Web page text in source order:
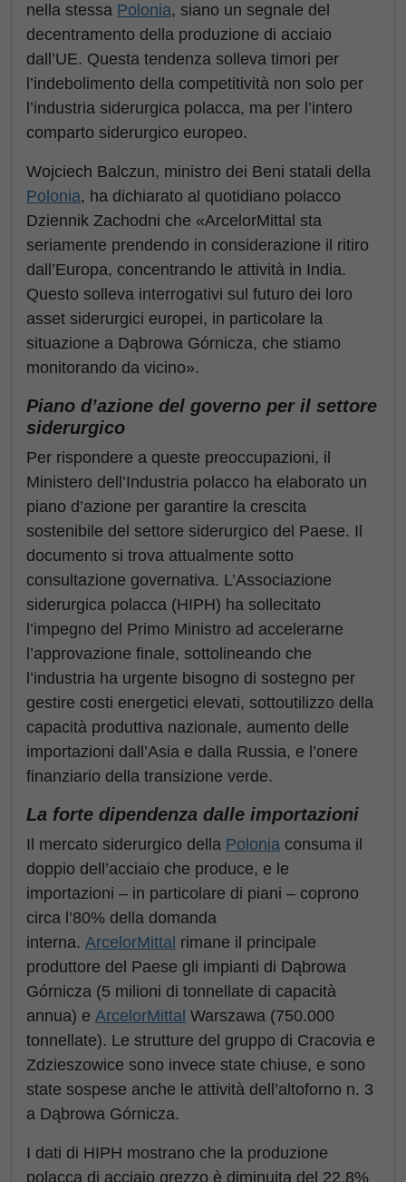
nella stessa Polonia, siano un segnale del
decentramento della produzione di acciaio
dall’UE. Questa tendenza solleva timori per
l’indebolimento della competitività non solo per
l’industria siderurgica polacca, ma per l’intero
comparto siderurgico europeo.
Wojciech Balczun, ministro dei Beni statali della
Polonia, ha dichiarato al quotidiano polacco
Dziennik Zachodni che «ArcelorMittal sta
seriamente prendendo in considerazione il ritiro
dall’Europa, concentrando le attività in India.
Questo solleva interrogativi sul futuro dei loro
asset siderurgici europei, in particolare la
situazione a Dąbrowa Górnicza, che stiamo
monitorando da vicino».
Piano d’azione del governo per il settore
siderurgico
Per rispondere a queste preoccupazioni, il
Ministero dell’Industria polacco ha elaborato un
piano d’azione per garantire la crescita
sostenibile del settore siderurgico del Paese. Il
documento si trova attualmente sotto
consultazione governativa. L’Associazione
siderurgica polacca (HIPH) ha sollecitato
l’impegno del Primo Ministro ad accelerarne
l’approvazione finale, sottolineando che
l’industria ha urgente bisogno di sostegno per
gestire costi energetici elevati, sottoutilizzo della
capacità produttiva nazionale, aumento delle
importazioni dall’Asia e dalla Russia, e l’onere
finanziario della transizione verde.
La forte dipendenza dalle importazioni
Il mercato siderurgico della Polonia consuma il
doppio dell’acciaio che produce, e le
importazioni – in particolare di piani – coprono
circa l’80% della domanda
interna. ArcelorMittal rimane il principale
produttore del Paese gli impianti di Dąbrowa
Górnicza (5 milioni di tonnellate di capacità
annua) e ArcelorMittal Warszawa (750.000
tonnellate). Le strutture del gruppo di Cracovia e
Zdzieszowice sono invece state chiuse, e sono
state sospese anche le attività dell’altoforno n. 3
a Dąbrowa Górnicza.
I dati di HIPH mostrano che la produzione
polacca di acciaio grezzo è diminuita del 22,8%